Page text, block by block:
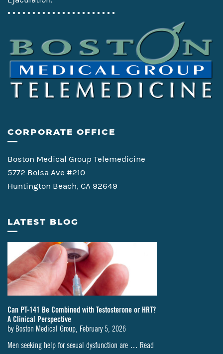
• • • • • • • • • • • • • • • • • • • • • •
CORPORATE OFFICE
Boston Medical Group Telemedicine
5772 Bolsa Ave #210
Huntington Beach, CA 92649
LATEST BLOG
Can PT-141 Be Combined with Testosterone or HRT?
A Clinical Perspective
by Boston Medical Group February 5, 2026
Men seeking help for sexual dysfunction are … Read